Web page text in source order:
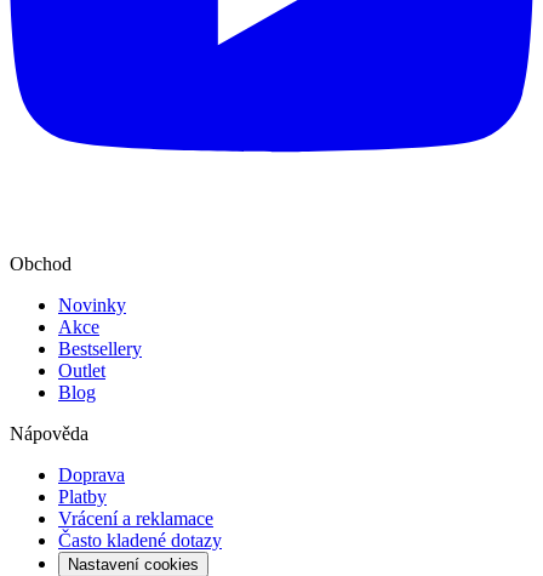
Obchod
Novinky
Akce
Bestsellery
Outlet
Blog
Nápověda
Doprava
Platby
Vrácení a reklamace
Často kladené dotazy
Nastavení cookies